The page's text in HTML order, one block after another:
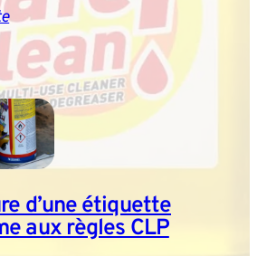
d’une étiquette
aux règles CLP